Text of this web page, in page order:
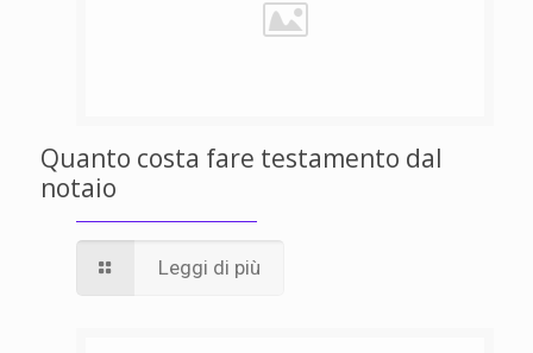
Quanto costa fare testamento dal
notaio
Leggi di più